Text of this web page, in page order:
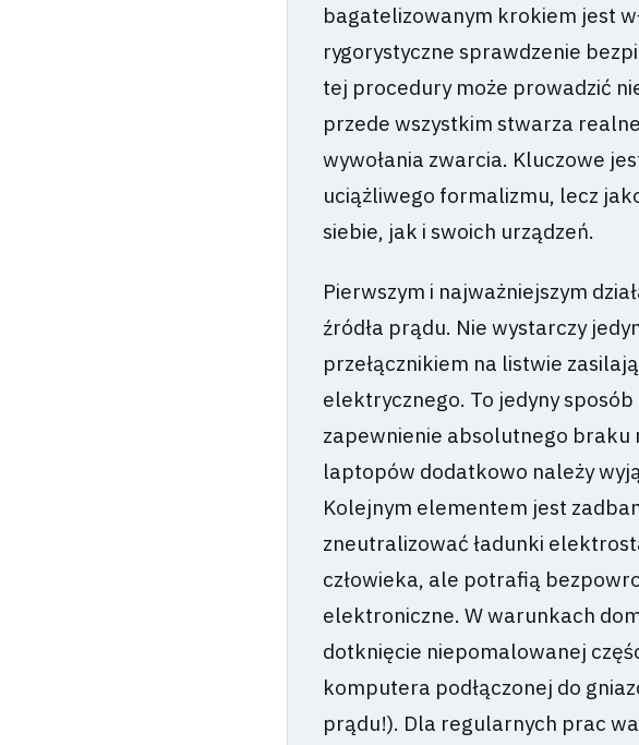
bagatelizowanym krokiem jest
rygorystyczne sprawdzenie
tej procedury może prowadzić
przede wszystkim stwarza
wywołania zwarcia. Kluczowe
uciążliwego formalizmu, lecz
siebie, jak i swoich urządzeń.
Pierwszym i najważniejszym
źródła prądu. Nie wystarczy
przełącznikiem na listwie
elektrycznego. To jedyny
zapewnienie absolutnego
laptopów dodatkowo należy
Kolejnym elementem jest
zneutralizować ładunki
człowieka, ale potrafią
elektroniczne. W warunkach
dotknięcie niepomalowanej
komputera podłączonej do
prądu!). Dla regularnych prac